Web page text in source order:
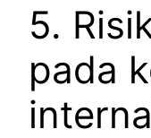
5.
pada